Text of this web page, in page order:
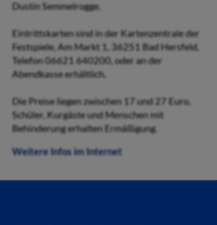
Dustin Semmelrogge.
Eintrittskarten sind in der Kartenzentrale der
Festspiele, Am Markt 1, 36251 Bad Hersfeld,
Telefon 06621 640200, oder an der
Abendkasse erhältlich.
Die Preise liegen zwischen 17 und 27 Euro,
Schüler, Kurgäste und Menschen mit
Behinderung erhalten Ermäßigung.
Weitere Infos im Internet